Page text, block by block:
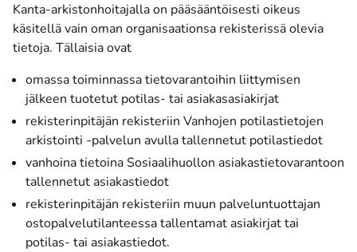
Kanta-arkistonhoitajalla on pääsääntöisesti oikeus
käsitellä vain oman organisaationsa rekisterissä olevia
tietoja. Tällaisia ovat
omassa toiminnassa tietovarantoihin liittymisen
jälkeen tuotetut potilas- tai asiakasasiakirjat
rekisterinpitäjän rekisteriin Vanhojen potilastietojen
arkistointi -palvelun avulla tallennetut potilastiedot
vanhoina tietoina Sosiaalihuollon asiakastietovarantoon
tallennetut asiakastiedot
rekisterinpitäjän rekisteriin muun palveluntuottajan
ostopalvelutilanteessa tallentamat asiakirjat tai
potilas- tai asiakastiedot.